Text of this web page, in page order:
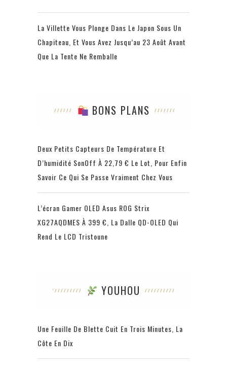
La Villette Vous Plonge Dans Le Japon Sous Un
Chapiteau, Et Vous Avez Jusqu’au 23 Août Avant
Que La Tente Ne Remballe
BONS PLANS
Deux Petits Capteurs De Température Et
D’humidité SonOff À 22,79 € Le Lot, Pour Enfin
Savoir Ce Qui Se Passe Vraiment Chez Vous
L’écran Gamer OLED Asus ROG Strix
XG27AQDMES À 399 €, La Dalle QD-OLED Qui
Rend Le LCD Tristoune
YOUHOU
Une Feuille De Blette Cuit En Trois Minutes, La
Côte En Dix